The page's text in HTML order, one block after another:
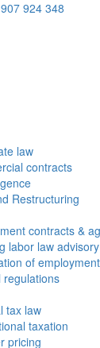
924 348
law
contracts
Restructuring
contracts &
labor law advisory
of employment
regulations
tax law
taxation
pricing